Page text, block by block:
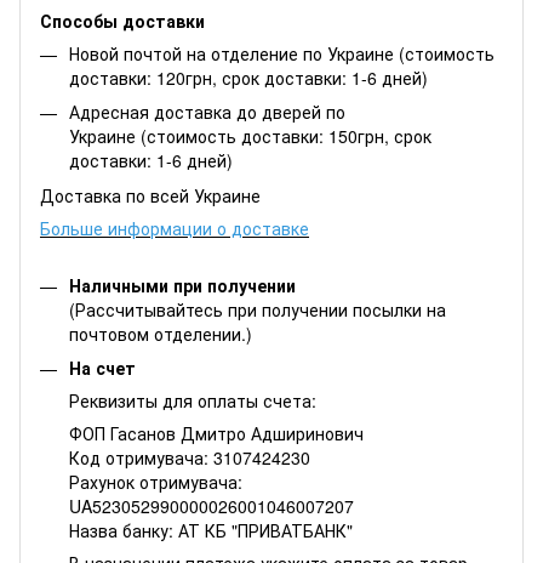
Способы доставки
Новой почтой на отделение по Украине (стоимость
доставки: 120грн, срок доставки: 1-6 дней)
Адресная доставка до дверей по
Украине (стоимость доставки: 150грн, срок
доставки: 1-6 дней)
Доставка по всей Украине
Больше информации о доставке
Наличными при получении
(Рассчитывайтесь при получении посылки на
почтовом отделении.)
На счет
Реквизиты для оплаты счета:
ФОП Гасанов Дмитро Адширинович
Код отримувача: 3107424230
Рахунок отримувача:
UA523052990000026001046007207
Назва банку: АТ КБ "ПРИВАТБАНК"